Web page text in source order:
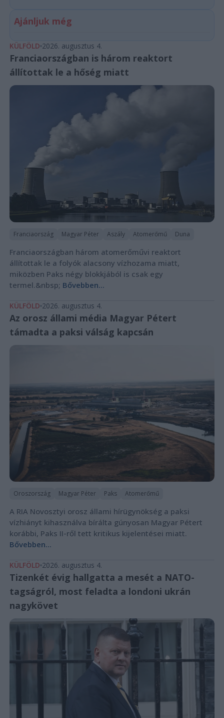
Ajánljuk még
KÜLFÖLD 2026. augusztus 4.
Franciaországban is három reaktort
állítottak le a hőség miatt
Franciaország Magyar Péter Aszály Atomerőmű Duna
Franciaországban három atomerőművi reaktort
állítottak le a folyók alacsony vízhozama miatt,
miközben Paks négy blokkjából is csak egy
termel.&nbsp; Bővebben...
KÜLFÖLD 2026. augusztus 4.
Az orosz állami média Magyar Pétert
támadta a paksi válság kapcsán
Oroszország Magyar Péter Paks Atomerőmű
A RIA Novosztyi orosz állami hírügynökség a paksi
vízhiányt kihasználva bírálta gúnyosan Magyar Pétert
korábbi, Paks II-ről tett kritikus kijelentései miatt.
Bővebben...
KÜLFÖLD 2026. augusztus 4.
Tizenkét évig hallgatta a mesét a NATO-
tagságról, most feladta a londoni ukrán
nagykövet